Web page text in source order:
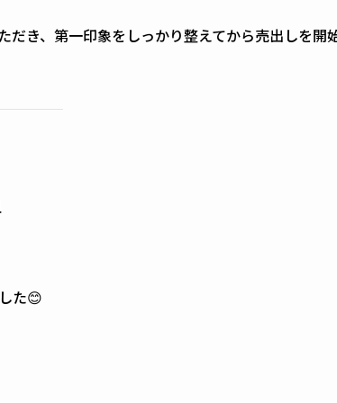
き、第一印象をしっかり整えてから売出しを開
た😊